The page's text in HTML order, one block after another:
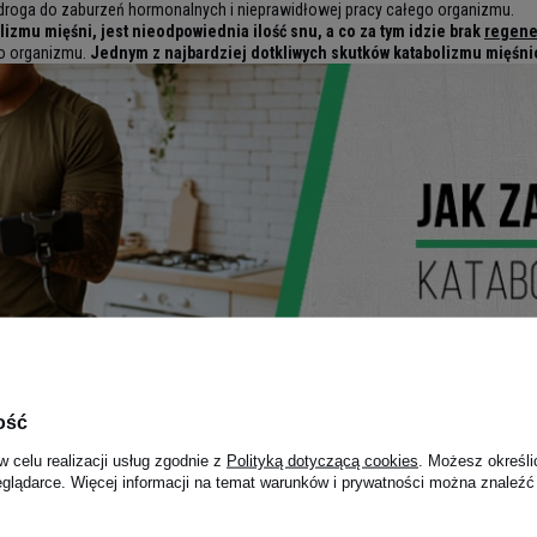
do zaburzeń hormonalnych i nieprawidłowej pracy całego organizmu.
mięśni, jest nieodpowiednia ilość snu, a co za tym idzie brak
organizmu. Jednym z najbardziej dotkliwych skutków katabolizmu
Przede wszystkim powinieneś skupić się na tym, aby dostarczyć do
mineralne.Zdrowa i dobrze zbilansowana dieta jest kluczem do sukcesu,
celu realizacji usług zgodnie z Polityką dotyczącą cookies . Możesz
Więcej informacji na temat warunków i prywatności można